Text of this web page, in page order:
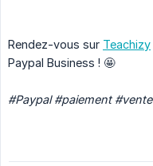
Rendez-vous sur Teachizy
Paypal Business ! 🤩
#Paypal #paiement #vente